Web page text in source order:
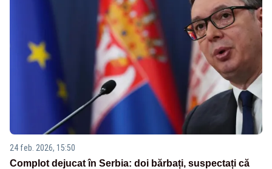
24 feb. 2026, 15:50
Complot dejucat în Serbia: doi bărbați, suspectați că